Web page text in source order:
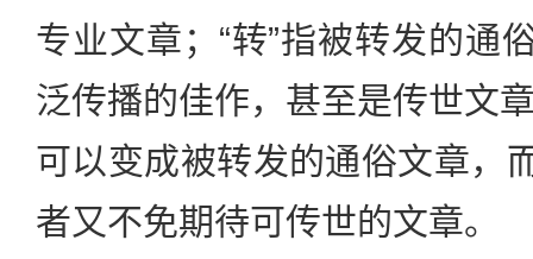
专业文章；“转”指被转发的通
泛传播的佳作，甚至是传世文
可以变成被转发的通俗文章，
者又不免期待可传世的文章。